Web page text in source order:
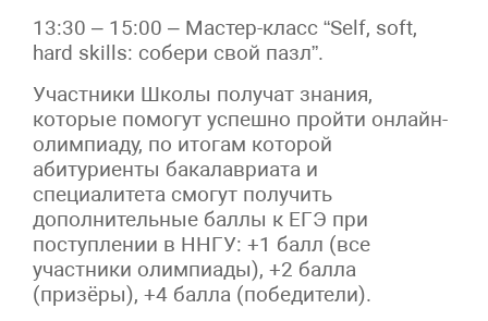
13:30 – 15:00 – Мастер-класс “Self, soft,
hard skills: собери свой пазл”.
Участники Школы получат знания,
которые помогут успешно пройти онлайн-
олимпиаду, по итогам которой
абитуриенты бакалавриата и
специалитета смогут получить
дополнительные баллы к ЕГЭ при
поступлении в ННГУ: +1 балл (все
участники олимпиады), +2 балла
(призёры), +4 балла (победители).